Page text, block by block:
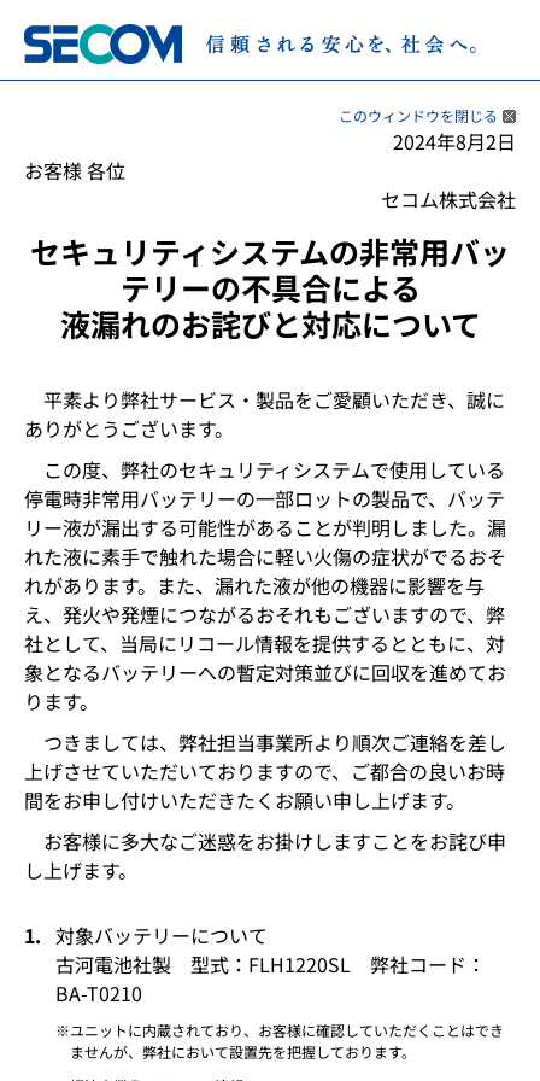
このウィンドウを閉じる
2024年8月2日
お客様 各位
セコム株式会社
セキュリティシステムの非常用バッ
テリーの不具合による
液漏れのお詫びと対応について
平素より弊社サービス・製品をご愛顧いただき、誠に
ありがとうございます。
この度、弊社のセキュリティシステムで使用している
停電時非常用バッテリーの一部ロットの製品で、バッテ
リー液が漏出する可能性があることが判明しました。漏
れた液に素手で触れた場合に軽い火傷の症状がでるおそ
れがあります。また、漏れた液が他の機器に影響を与
え、発火や発煙につながるおそれもございますので、弊
社として、当局にリコール情報を提供するとともに、対
象となるバッテリーへの暫定対策並びに回収を進めてお
ります。
つきましては、弊社担当事業所より順次ご連絡を差し
上げさせていただいておりますので、ご都合の良いお時
間をお申し付けいただきたくお願い申し上げます。
お客様に多大なご迷惑をお掛けしますことをお詫び申
し上げます。
対象バッテリーについて
古河電池社製 型式：FLH1220SL 弊社コード：
BA-T0210
ユニットに内蔵されており、お客様に確認していただくことはでき
ませんが、弊社において設置先を把握しております。